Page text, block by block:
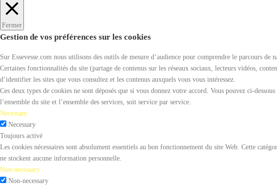
Fermer
Gestion de vos préférences sur les cookies
Sur Essevesse.com nous utilisons des outils de mesure d’audience pour comprendre le parcours
Certaines fonctionnalités du site (partage de contenus sur les réseaux sociaux, lecteurs vidéos,
d’identifier les sites que vous consultez et les contenus auxquels vous vous intéressez.
Ces deux types de cookies ne sont déposés que si vous donnez votre accord. Vous pouvez ci-
l’ensemble du site et l’ensemble des services, soit service par service.
Necessary
Necessary
Toujours activé
Les cookies nécessaires sont absolument essentiels au bon fonctionnement du site Web. Cette
ne stockent aucune information personnelle.
Non-necessary
Non-necessary